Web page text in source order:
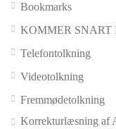
Bookmarks
KOMMER SNART
Telefontolkning
Videotolkning
Fremmødetolkning
Korrekturlæsning af